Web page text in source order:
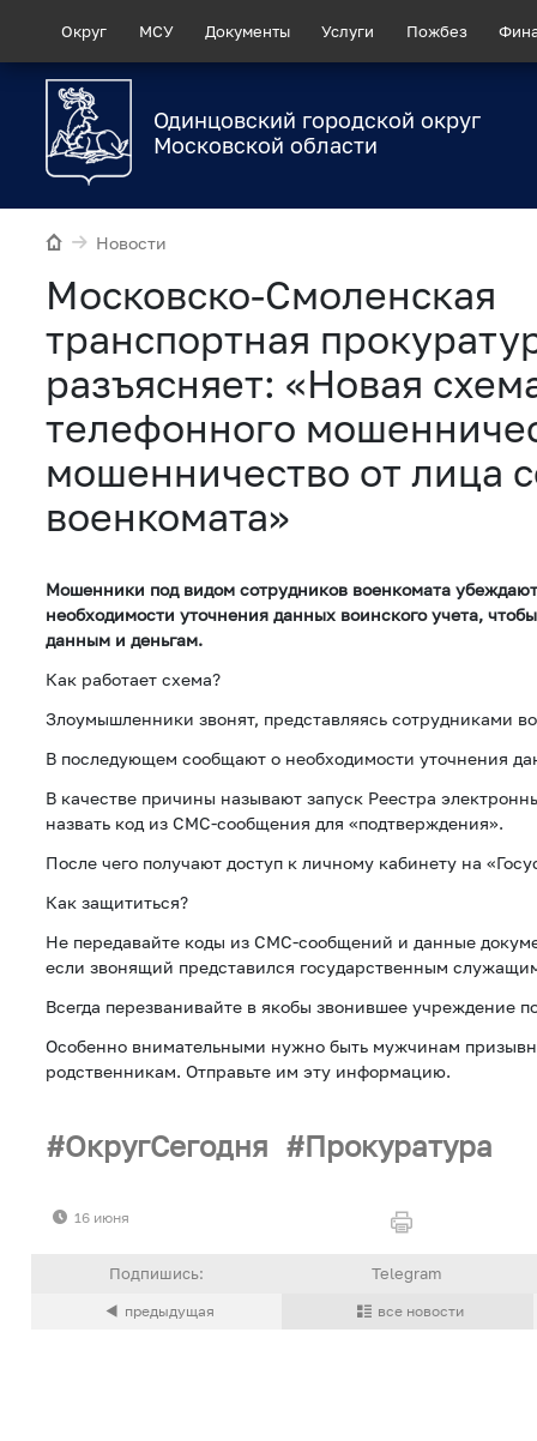
Округ МСУ Документы Услуги Пожбез
Одинцовский городской округ
Московской области
Новости
Московско-Смоленская
транспортная
разъясняет: «Новая
телефонного
мошенничество от лица
военкомата»
Мошенники под видом сотрудников военкомата
необходимости уточнения данных воинского учета,
данным и деньгам.
Как работает схема?
Злоумышленники звонят, представляясь сотрудниками
В последующем сообщают о необходимости уточнения
В качестве причины называют запуск Реестра
назвать код из СМС-сообщения для «подтверждения».
После чего получают доступ к личному кабинету на
Как защититься?
Не передавайте коды из СМС-сообщений и данные
если звонящий представился государственным
Всегда перезванивайте в якобы звонившее учреждение
Особенно внимательными нужно быть мужчинам
родственникам. Отправьте им эту информацию.
ОкругСегодня Прокуратура
16 июня